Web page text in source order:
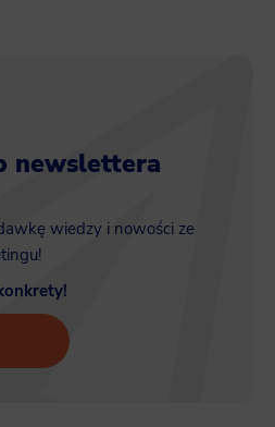
newslettera
wiedzy i nowości ze